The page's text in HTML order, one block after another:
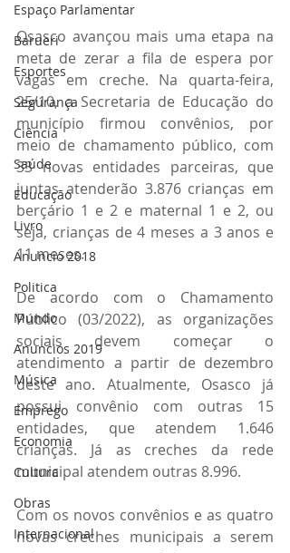
Espaço Parlamentar
Barueri
Esportes
Segurança
Ciência
Saúde
Educação
Livro
Anuncio 2018
Politica
Mundo
Anuncios 2019
Música
Emprego
Economia
Cultura
Obras
Internacional
Osasco avançou mais uma etapa na
meta de zerar a fila de espera por
vagas em creche. Na quarta-feira,
25/10, a Secretaria de Educação do
município firmou convênios, por
meio de chamamento público, com
33 novas entidades parceiras, que
juntas atenderão 3.876 crianças em
berçário 1 e 2 e maternal 1 e 2, ou
seja, crianças de 4 meses a 3 anos e
11 meses.
De acordo com o Chamamento
Público (03/2022), as organizações
sociais devem começar o
atendimento a partir de dezembro
deste ano. Atualmente, Osasco já
possui convênio com outras 15
entidades, que atendem 1.646
crianças. Já as creches da rede
municipal atendem outras 8.996.
Com os novos convênios e as quatro
novas creches municipais a serem